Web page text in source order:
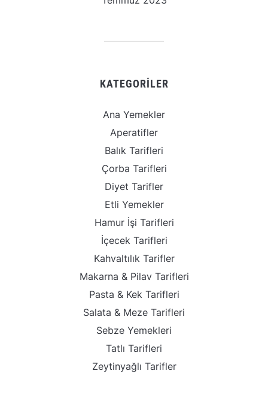
KATEGORILER
Ana Yemekler
Aperatifler
Balık Tarifleri
Çorba Tarifleri
Diyet Tarifler
Etli Yemekler
Hamur İşi Tarifleri
İçecek Tarifleri
Kahvaltılık Tarifler
Makarna & Pilav Tarifleri
Pasta & Kek Tarifleri
Salata & Meze Tarifleri
Sebze Yemekleri
Tatlı Tarifleri
Zeytinyağlı Tarifler